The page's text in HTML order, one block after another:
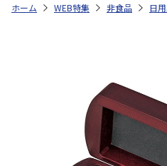
ホーム WEB特集 非食品 日